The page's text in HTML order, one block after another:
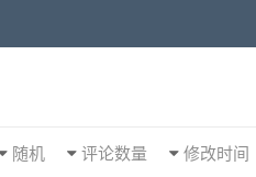
修改时间
评论数量
随机